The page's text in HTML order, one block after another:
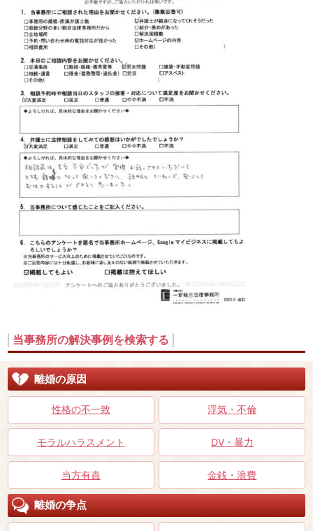
当事務所の解決事例を検索する
離婚の原因
性格の不一致 浮気・不倫
モラルハラスメント DV・暴力
当方有責 金銭・浪費
離婚の争点